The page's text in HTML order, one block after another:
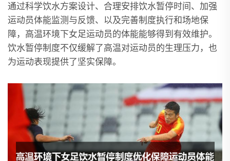
通过科学饮水方案设计、合理安排饮水暂停时间、加强
运动员体能监测与反馈、以及完善制度执行和场地保
障，高温环境下女足运动员的体能能够得到有效维护。
饮水暂停制度不仅缓解了高温对运动员的生理压力，也
为运动表现提供了坚实保障。